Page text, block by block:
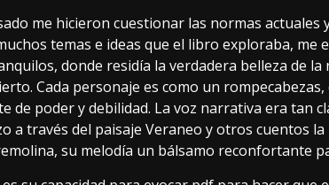
me hicieron cuestionar las normas actuales
temas e ideas que el libro exploraba,
donde residía la verdadera belleza de la
Cada personaje es como un rompecabezas,
de poder y debilidad. La voz narrativa era tan
a través del paisaje Veraneo y otros cuentos
su melodía un bálsamo reconfortante